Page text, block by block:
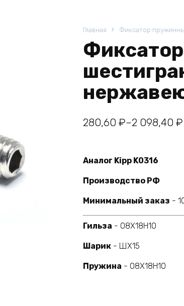
Главная Фиксатор
280,60 ₽–2 098,40 ₽
Диапазон
2
098,40 ₽
Аналог Kipp K0316
Производство РФ
Минимальный заказ -
Гильза - 08Х18Н10
Шарик - ШХ15
Пружина - 08Х18Н10